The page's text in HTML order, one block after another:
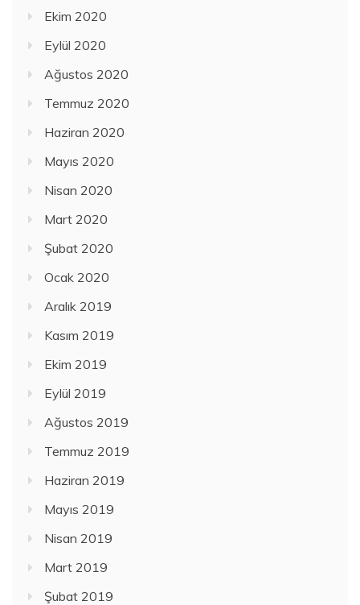
Ekim 2020
Eylül 2020
Ağustos 2020
Temmuz 2020
Haziran 2020
Mayıs 2020
Nisan 2020
Mart 2020
Şubat 2020
Ocak 2020
Aralık 2019
Kasım 2019
Ekim 2019
Eylül 2019
Ağustos 2019
Temmuz 2019
Haziran 2019
Mayıs 2019
Nisan 2019
Mart 2019
Şubat 2019